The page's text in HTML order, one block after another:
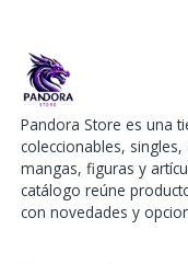
Pandora Store es una
coleccionables,
mangas, figuras y
catálogo reúne
con novedades y